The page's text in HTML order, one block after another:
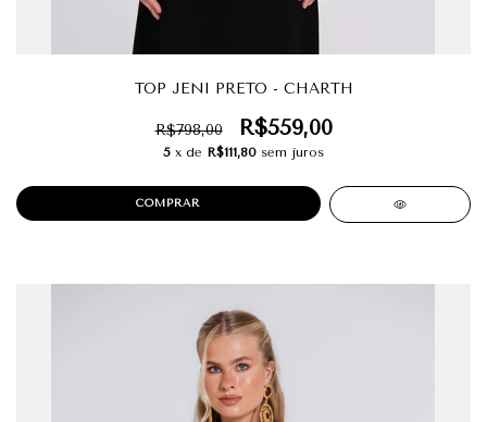
TOP JENI PRETO - CHARTH
R$798,00 R$559,00
5 x de R$111,80 sem juros
COMPRAR